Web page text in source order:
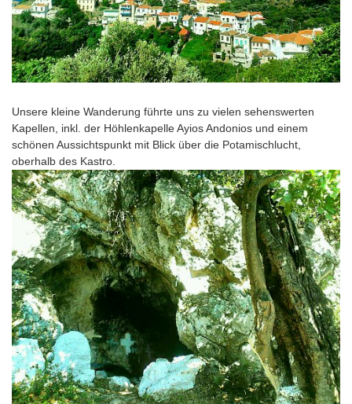
Unsere kleine Wanderung führte uns zu vielen sehenswerten
Kapellen, inkl. der Höhlenkapelle Ayios Andonios und einem
schönen Aussichtspunkt mit Blick über die Potamischlucht,
oberhalb des Kastro.